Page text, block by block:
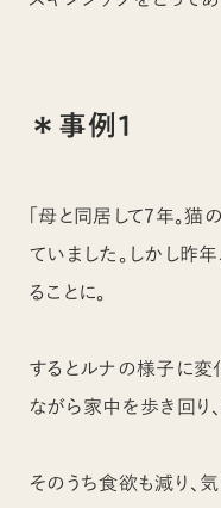
＊事例１
「母と同居して7年。
ていました。しかし昨
ることに。
するとルナの様子に変
ながら家中を歩き回り
そのうち食欲も減り、